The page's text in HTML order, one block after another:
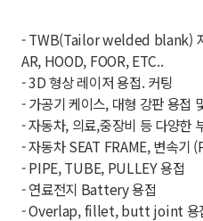
- TWB(Tailor welded blank)
AR, HOOD, FOOR, ETC..
- 3D 형상 레이저 용접. 커팅
- 가공기 케이스, 대형 강판 용접
- 자동차, 의료,중장비 등 다양한
- 자동차 SEAT FRAME, 변속기
- PIPE, TUBE, PULLEY 용접
- 연료전지 Battery 용접
- Overlap, fillet, butt joint 용